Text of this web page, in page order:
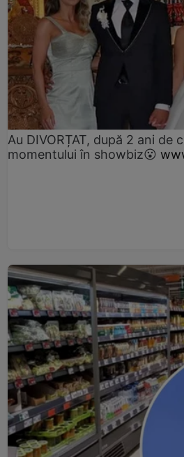
Au DIVORȚAT, după 2 ani de
momentului în showbiz😮